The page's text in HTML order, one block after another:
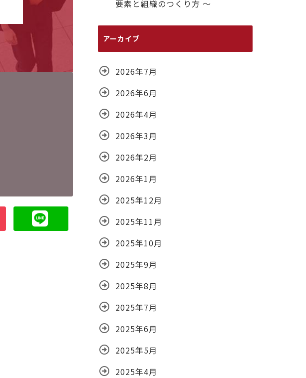
要素と組織のつくり方 ～
アーカイブ
2026年7月
2026年6月
2026年4月
2026年3月
2026年2月
2026年1月
2025年12月
2025年11月
2025年10月
2025年9月
2025年8月
2025年7月
2025年6月
2025年5月
2025年4月